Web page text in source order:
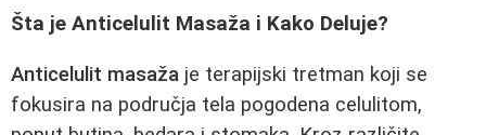
Šta je Anticelulit Masaža i Kako Deluje?
Anticelulit masaža je terapijski tretman koji se
fokusira na područja tela pogodena celulitom,